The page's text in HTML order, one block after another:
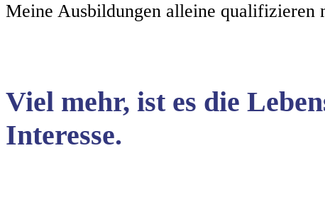
Meine Ausbildungen alleine qualifizieren
Viel mehr, ist es die
Interesse.